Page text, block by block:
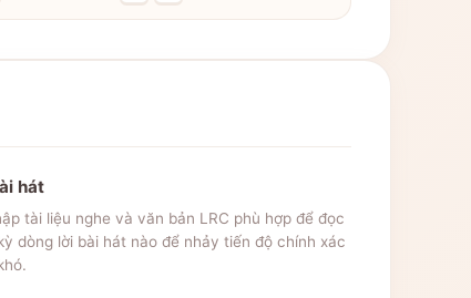
hát
tài liệu nghe và văn bản LRC phù hợp để đọc
dòng lời bài hát nào để nhảy tiến độ chính xác